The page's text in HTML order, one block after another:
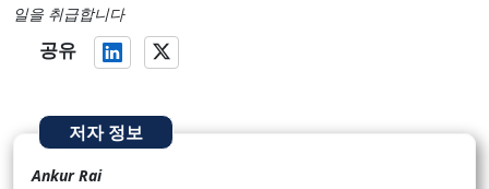
일을 취급합니다
공유
저자 정보
Ankur Rai